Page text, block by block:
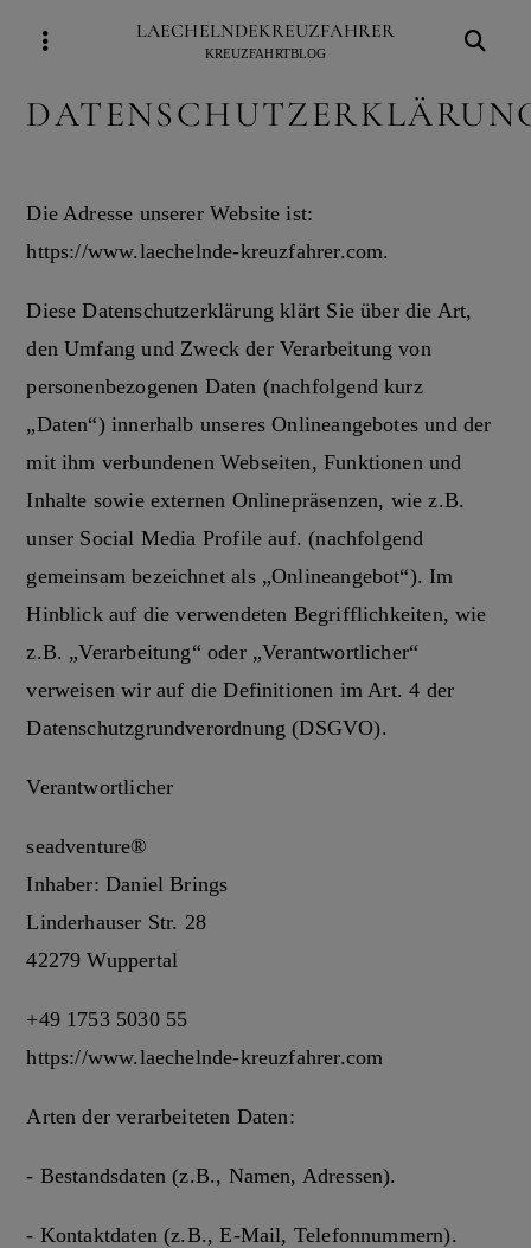
LAECHELNDEKREUZFAHRER
KREUZFAHRTBLOG
Die Adresse unserer Website ist:
https://www.laechelnde-kreuzfahrer.com.
Diese Datenschutzerklärung klärt Sie über die Art,
den Umfang und Zweck der Verarbeitung von
personenbezogenen Daten (nachfolgend kurz
„Daten“) innerhalb unseres Onlineangebotes und der
mit ihm verbundenen Webseiten, Funktionen und
Inhalte sowie externen Onlinepräsenzen, wie z.B.
unser Social Media Profile auf. (nachfolgend
gemeinsam bezeichnet als „Onlineangebot“). Im
Hinblick auf die verwendeten Begrifflichkeiten, wie
z.B. „Verarbeitung“ oder „Verantwortlicher“
verweisen wir auf die Definitionen im Art. 4 der
Datenschutzgrundverordnung (DSGVO).
Verantwortlicher
seadventure®
Inhaber: Daniel Brings
Linderhauser Str. 28
42279 Wuppertal
+49 1753 5030 55
https://www.laechelnde-kreuzfahrer.com
Arten der verarbeiteten Daten:
- Bestandsdaten (z.B., Namen, Adressen).
- Kontaktdaten (z.B., E-Mail, Telefonnummern).